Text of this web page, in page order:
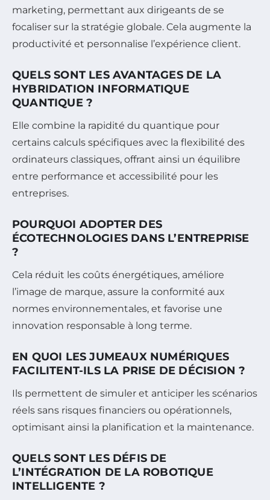
marketing, permettant aux dirigeants de se
focaliser sur la stratégie globale. Cela augmente la
productivité et personnalise l’expérience client.
QUELS SONT LES AVANTAGES DE LA
HYBRIDATION INFORMATIQUE
QUANTIQUE ?
Elle combine la rapidité du quantique pour
certains calculs spécifiques avec la flexibilité des
ordinateurs classiques, offrant ainsi un équilibre
entre performance et accessibilité pour les
entreprises.
POURQUOI ADOPTER DES
ÉCOTECHNOLOGIES DANS L’ENTREPRISE
?
Cela réduit les coûts énergétiques, améliore
l’image de marque, assure la conformité aux
normes environnementales, et favorise une
innovation responsable à long terme.
EN QUOI LES JUMEAUX NUMÉRIQUES
FACILITENT-ILS LA PRISE DE DÉCISION ?
Ils permettent de simuler et anticiper les scénarios
réels sans risques financiers ou opérationnels,
optimisant ainsi la planification et la maintenance.
QUELS SONT LES DÉFIS DE
L’INTÉGRATION DE LA ROBOTIQUE
INTELLIGENTE ?